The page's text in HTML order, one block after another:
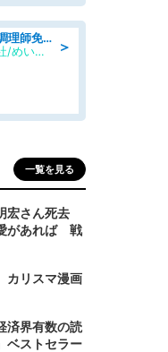
＞
「残業ほぼなし」調理スタッフ/調理師免許必須/正職員/日勤のみ/住宅型有料老人ホーム
めいじ永寿介護サービス 株式会社/めいじ永寿介護サービスセンター
一覧を見る
宏さん死去
があれば 戦
カリスマ漫画
済界有数の読
ベストセラー